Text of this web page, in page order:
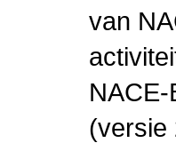
van
(versie